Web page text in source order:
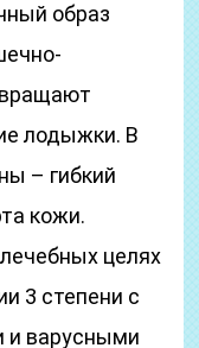
образ
лодыжки. В
– гибкий
кожи.
целях
3 степени с
и варусными